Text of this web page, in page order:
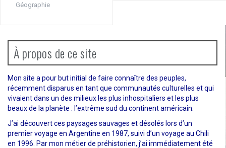
Géographie
À propos de ce site
Mon site a pour but initial de faire connaître des peuples,
récemment disparus en tant que communautés culturelles et qui
vivaient dans un des milieux les plus inhospitaliers et les plus
beaux de la planète : l’extrême sud du continent américain.
J’ai découvert ces paysages sauvages et désolés lors d’un
premier voyage en Argentine en 1987, suivi d’un voyage au Chili
en 1996. Par mon métier de préhistorien, j’ai immédiatement été